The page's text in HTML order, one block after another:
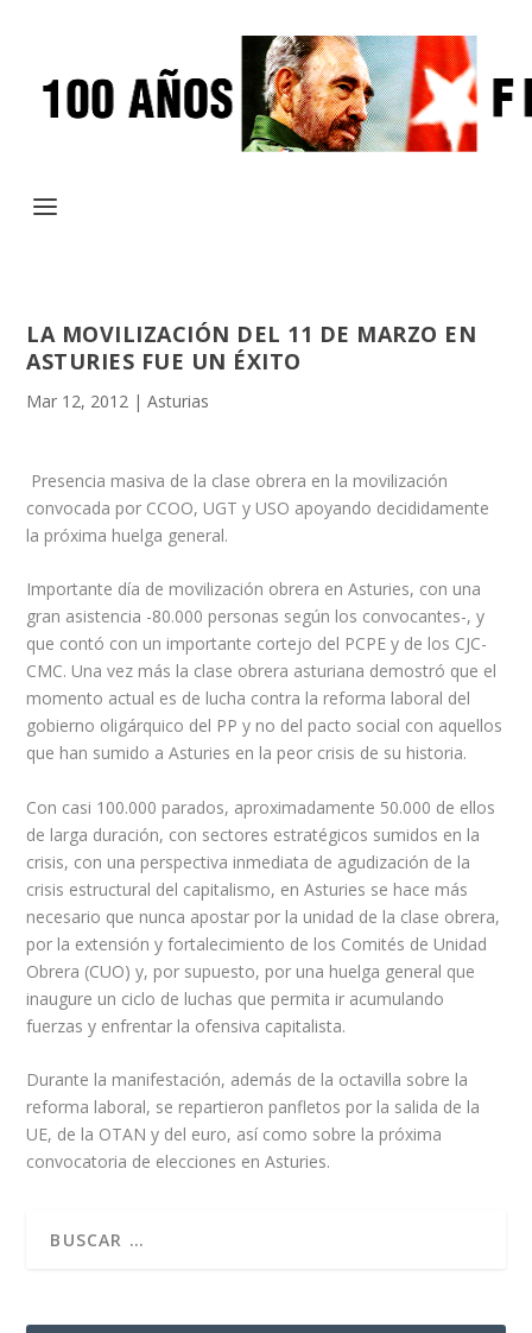
LA MOVILIZACIÓN DEL 11 DE MARZO EN
ASTURIES FUE UN ÉXITO
Mar 12, 2012 |Asturias
Presencia masiva de la clase obrera en la movilización
convocada por CCOO, UGT y USO apoyando decididamente
la próxima huelga general.
Importante día de movilización obrera en Asturies, con una
gran asistencia -80.000 personas según los convocantes-, y
que contó con un importante cortejo del PCPE y de los CJC-
CMC. Una vez más la clase obrera asturiana demostró que el
momento actual es de lucha contra la reforma laboral del
gobierno oligárquico del PP y no del pacto social con aquellos
que han sumido a Asturies en la peor crisis de su historia.
Con casi 100.000 parados, aproximadamente 50.000 de ellos
de larga duración, con sectores estratégicos sumidos en la
crisis, con una perspectiva inmediata de agudización de la
crisis estructural del capitalismo, en Asturies se hace más
necesario que nunca apostar por la unidad de la clase obrera,
por la extensión y fortalecimiento de los Comités de Unidad
Obrera (CUO) y, por supuesto, por una huelga general que
inaugure un ciclo de luchas que permita ir acumulando
fuerzas y enfrentar la ofensiva capitalista.
Durante la manifestación, además de la octavilla sobre la
reforma laboral, se repartieron panfletos por la salida de la
UE, de la OTAN y del euro, así como sobre la próxima
convocatoria de elecciones en Asturies.